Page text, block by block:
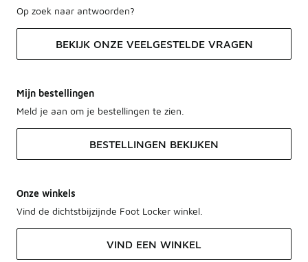
Op zoek naar antwoorden?
BEKIJK ONZE VEELGESTELDE VRAGEN
Mijn bestellingen
Meld je aan om je bestellingen te zien.
BESTELLINGEN BEKIJKEN
Onze winkels
Vind de dichtstbijzijnde Foot Locker winkel.
VIND EEN WINKEL